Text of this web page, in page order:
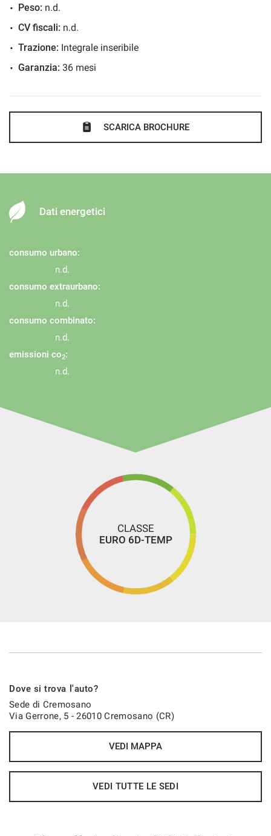
Volante multifunzione
Peso: n.d.
CV fiscali: n.d.
Trazione: Integrale inseribile
Garanzia: 36 mesi
SCARICA BROCHURE
Dati energetici
consumo urbano:
n.d.
consumo extraurbano:
n.d.
consumo combinato:
n.d.
emissioni co2:
n.d.
CLASSE
EURO 6D-TEMP
Dove si trova l'auto?
Sede di Cremosano
Via Gerrone, 5 - 26010 Cremosano (CR)
VEDI MAPPA
VEDI TUTTE LE SEDI